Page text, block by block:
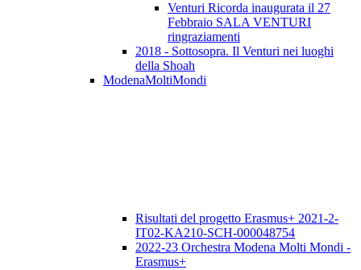
Venturi Ricorda inaugurata il 27
Febbraio SALA VENTURI
ringraziamenti
2018 - Sottosopra. Il Venturi nei luoghi
della Shoah
ModenaMoltiMondi
Risultati del progetto Erasmus+ 2021-2-
IT02-KA210-SCH-000048754
2022-23 Orchestra Modena Molti Mondi -
Erasmus+